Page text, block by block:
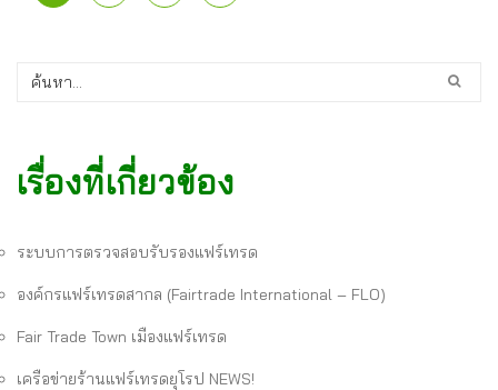
เรื่องที่เกี่ยวข้อง
ระบบการตรวจสอบรับรองแฟร์เทรด
องค์กรแฟร์เทรดสากล (Fairtrade International – FLO)
Fair Trade Town เมืองแฟร์เทรด
เครือข่ายร้านแฟร์เทรดยุโรป NEWS!